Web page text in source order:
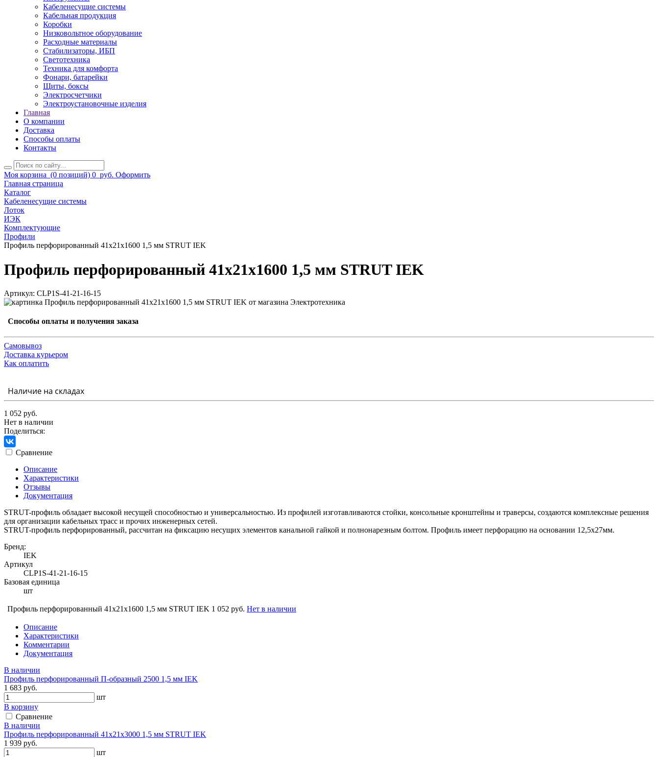
Кабеленесущие системы
Кабельная продукция
Коробки
Низковольтное оборудование
Расходные материалы
Стабилизаторы, ИБП
Светотехника
Техника для комфорта
Фонари, батарейки
Щиты, боксы
Электросчетчики
Электроустановочные изделия
Главная
О компании
Доставка
Способы оплаты
Контакты
Моя корзина (0 позиций) 0 руб. Оформить
Главная страница
Каталог
Кабеленесущие системы
Лоток
ИЭК
Комплектующие
Профили
Профиль перфорированный 41х21х1600 1,5 мм STRUT IEK
Профиль перфорированный 41х21х1600 1,5 мм STRUT IEK
Артикул: CLP1S-41-21-16-15
Способы оплаты и получения заказа
Самовывоз
Доставка курьером
Как оплатить
Наличие на складах
1 052 руб.
Нет в наличии
Поделиться:
Сравнение
Описание
Характеристики
Отзывы
Документация
STRUT-профиль обладает высокой несущей способностью и универсальностью. Из профилей изготавливаются стойки, консольные кронштейны и траверсы, создаются комплексные решения
для организации кабельных трасс и прочих инженерных сетей.
STRUT-профиль перфорированный, рассчитан на фиксацию несущих элементов канальной гайкой и полнонарезным болтом. Профиль имеет перфорацию на основании 12,5х27мм.
Бренд:
IEK
Артикул
CLP1S-41-21-16-15
Базовая единица
шт
Профиль перфорированный 41х21х1600 1,5 мм STRUT IEK 1 052 руб. Нет в наличии
Описание
Характеристики
Комментарии
Документация
В наличии
Профиль перфорированный П-образный 2500 1,5 мм IEK
1 683 руб.
шт
В корзину
Сравнение
В наличии
Профиль перфорированный 41х21х3000 1,5 мм STRUT IEK
1 939 руб.
шт